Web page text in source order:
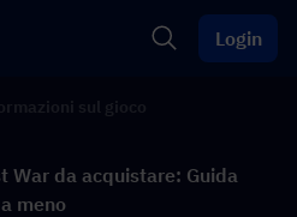
Login
War da acquistare: Guida
meno